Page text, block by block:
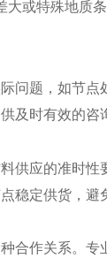
大或特殊地质
问题，如节点
及时有效的咨
供应的准时性
稳定供货，避
合作关系。